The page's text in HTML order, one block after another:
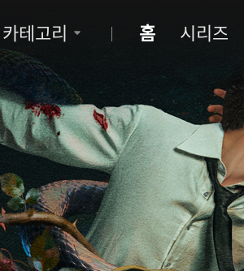
카테고리 홈 시리즈